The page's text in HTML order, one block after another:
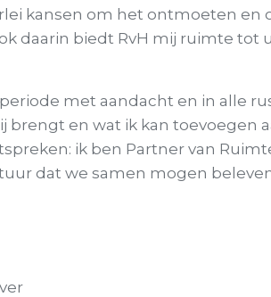
kansen om het ontmoeten en
daarin biedt RvH mij ruimte tot
met aandacht en in alle
brengt en wat ik kan toevoegen
ik ben Partner van
dat we samen mogen